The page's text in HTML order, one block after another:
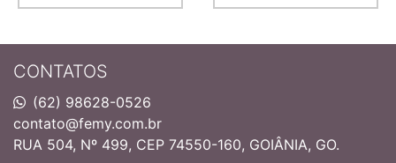
CONTATOS
(62) 98628-0526
contato@femy.com.br
RUA 504, Nº 499, CEP 74550-160, GOIÂNIA, GO.